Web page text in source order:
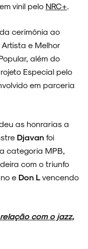
vinil pelo NRC+
cerimônia ao
e Melhor
além do
Especial pelo
em parceria
as honrarias a
Djavan foi
categoria MPB,
com o triunfo
e Don L vencendo
com o jazz,